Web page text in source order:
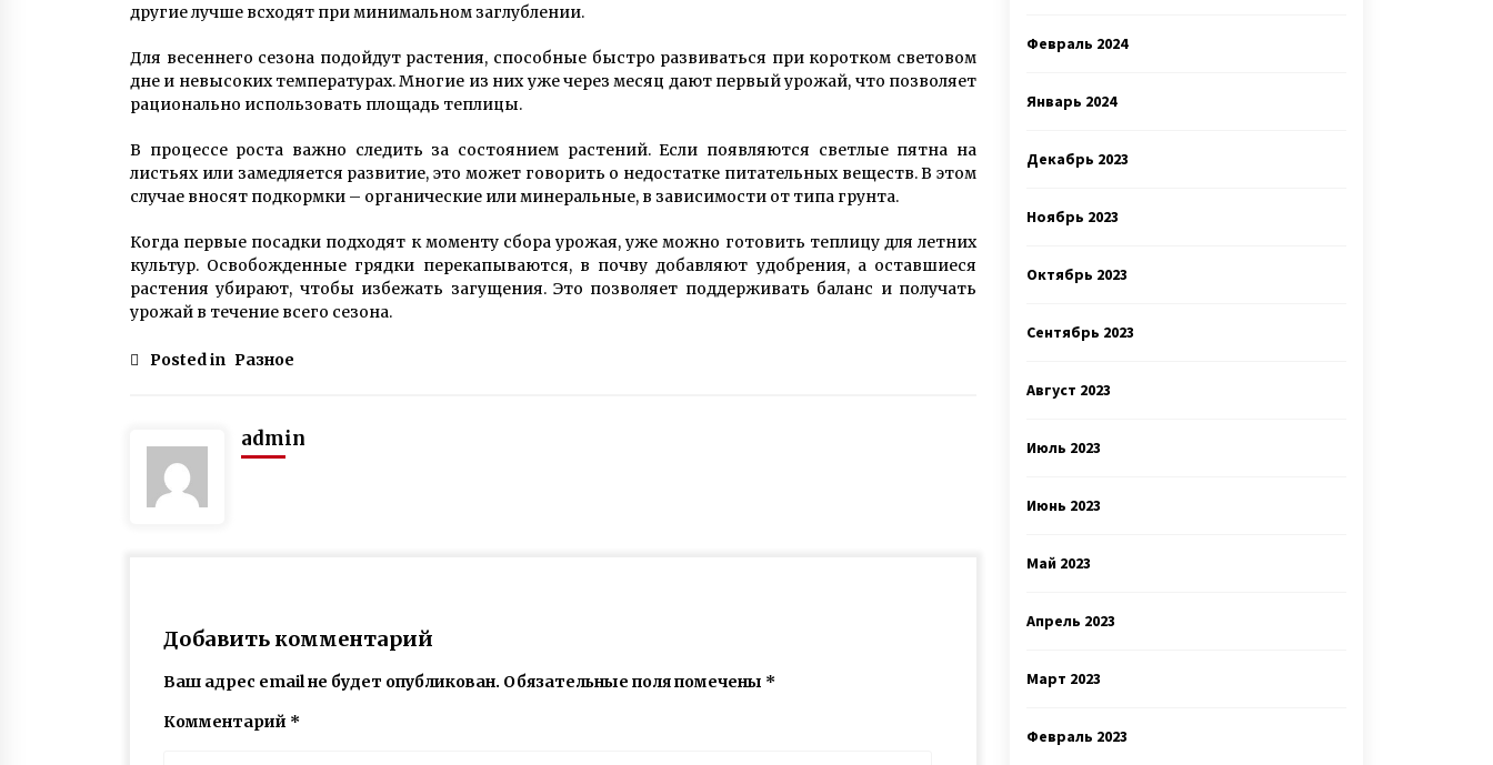
другие лучше всходят при минимальном заглублении.
Для весеннего сезона подойдут растения, способные быстро развиваться при коротком световом
дне и невысоких температурах. Многие из них уже через месяц дают первый урожай, что позволяет
рационально использовать площадь теплицы.
В процессе роста важно следить за состоянием растений. Если появляются светлые пятна на
листьях или замедляется развитие, это может говорить о недостатке питательных веществ. В этом
случае вносят подкормки – органические или минеральные, в зависимости от типа грунта.
Когда первые посадки подходят к моменту сбора урожая, уже можно готовить теплицу для летних
культур. Освобожденные грядки перекапываются, в почву добавляют удобрения, а оставшиеся
растения убирают, чтобы избежать загущения. Это позволяет поддерживать баланс и получать
урожай в течение всего сезона.
Posted in Разное
admin
Добавить комментарий
Ваш адрес email не будет опубликован. Обязательные поля помечены *
Комментарий *
Февраль 2024
Январь 2024
Декабрь 2023
Ноябрь 2023
Октябрь 2023
Сентябрь 2023
Август 2023
Июль 2023
Июнь 2023
Май 2023
Апрель 2023
Март 2023
Февраль 2023